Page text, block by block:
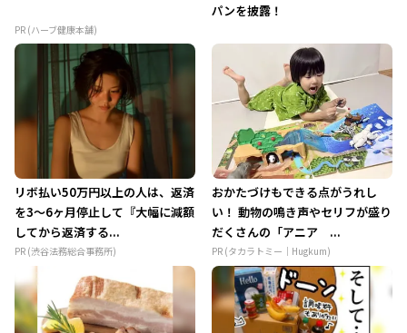
PR (ハーブ健康本舗)
パンを披露！
リボ払い50万円以上の人は、返済
を3～6ヶ月停止して『大幅に減額
してから返済する...
PR (渋谷法務総合事務所)
おかたづけもできる点がうれし
い！ 動物の鳴き声やセリフが盛り
だくさんの「アニア ...
PR (タカラトミー｜Hugkum)